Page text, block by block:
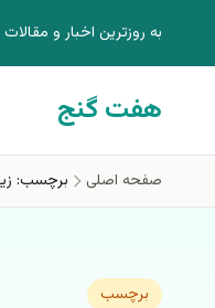
به روزترين اخبار و
هفت گنج
صفحه اصلی برچسب:
برچسب